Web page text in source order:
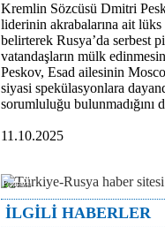
Kremlin Sözcüsü Dmitri
liderinin akrabalarına ait
belirterek Rusya’da serbest
vatandaşların mülk
Peskov, Esad ailesinin
siyasi spekülasyonlara
sorumluluğu bulunmadığını
11.10.2025
Реклама
İLGİLİ HABERLER